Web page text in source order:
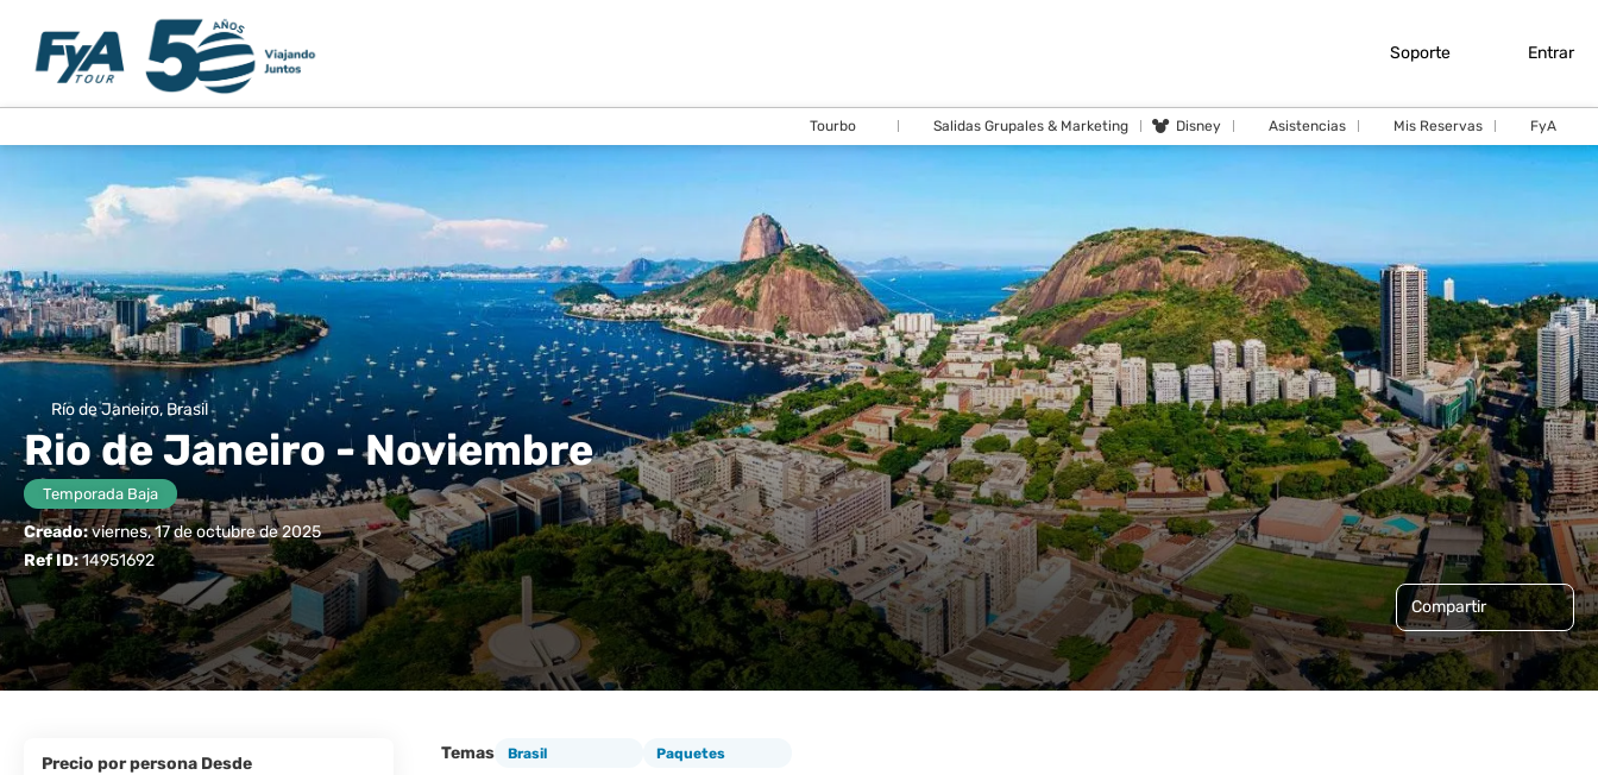
Soporte Entrar
Tourbo Salidas Grupales & Marketing Disney Asistencias Mis Reservas FyA
Río de Janeiro, Brasil
Rio de Janeiro - Noviembre
Temporada Baja
Creado:viernes, 17 de octubre de 2025
Ref ID:14951692
Compartir
Temas Brasil Paquetes
precio por persona Desde